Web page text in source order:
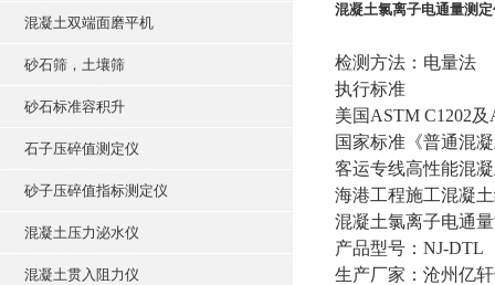
混凝土双端面磨平机
砂石筛，土壤筛
砂石标准容积升
石子压碎值测定仪
砂子压碎值指标测定仪
混凝土压力泌水仪
混凝土贯入阻力仪
混凝土氯离子电通量测
检测方法：电量法
执行标准
美国ASTM C1202
国家标准《普通混
客运专线高性能混
海港工程施工混凝
混凝土氯离子电通
产品型号：NJ-DTL
生产厂家：沧州亿